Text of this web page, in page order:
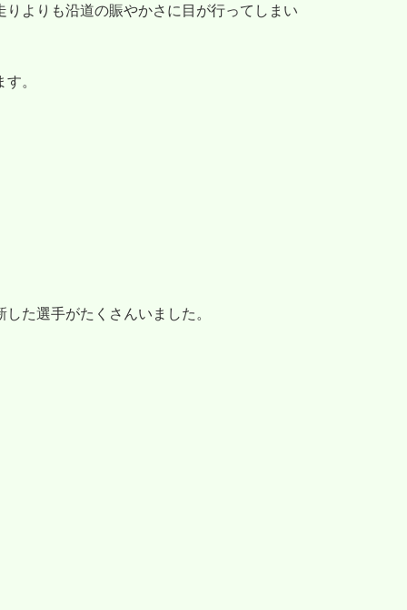
よりも沿道の賑やかさに目が行ってしまい
。
た選手がたくさんいました。